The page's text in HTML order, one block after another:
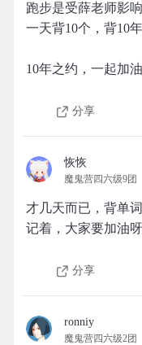
跑步是受薛老师影响
一天背10个，背10年
10年之约，一起加
分享
恢恢
魔鬼营四六级9团
才几天而已，背单
记着，大家要加油
分享
ronniy
魔鬼营四六级2团